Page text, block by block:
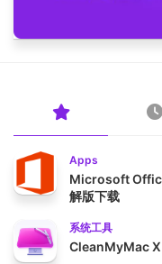
Apps
Microsoft
解版下载
系统工具
CleanMyMac X